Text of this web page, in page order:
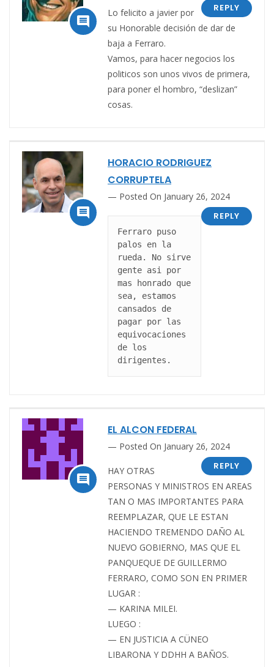

REPLY
Lo felicito a javier por
su Honorable decisión de dar de
baja a Ferraro.
Vamos, para hacer negocios los
politicos son unos vivos de primera,
para poner el hombro, “deslizan”
cosas.

HORACIO RODRIGUEZ
CORRUPTELA
Posted On January 26, 2024
REPLY
Ferraro puso
palos en la
rueda. No sirve
gente asi por
mas honrado que
sea, estamos
cansados de
pagar por las
equivocaciones
de los

EL ALCON FEDERAL
Posted On January 26, 2024
REPLY
HAY OTRAS
PERSONAS Y MINISTROS EN AREAS
TAN O MAS IMPORTANTES PARA
REEMPLAZAR, QUE LE ESTAN
HACIENDO TREMENDO DAÑO AL
NUEVO GOBIERNO, MAS QUE EL
PANQUEQUE DE GUILLERMO
FERRARO, COMO SON EN PRIMER
LUGAR :
— KARINA MILEI.
LUEGO :
— EN JUSTICIA A CÜNEO
LIBARONA Y DDHH A BAÑOS.